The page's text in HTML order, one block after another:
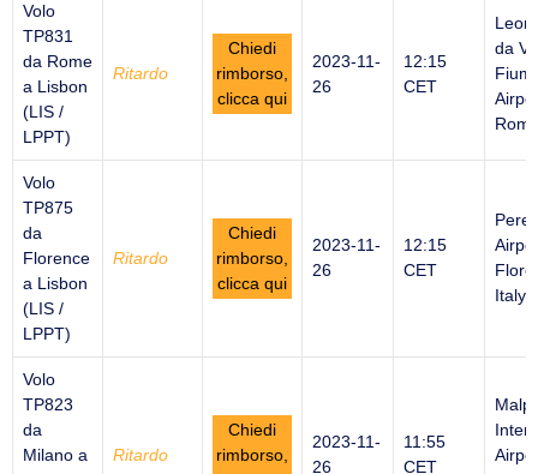
Volo
TP831
da Rome
a Lisbon
(LIS /
LPPT)
Ritardo
Chiedi
rimborso,
clicca qui
2023-11-
26
12:15
CET
da
Volo
TP875
da
Florence
a Lisbon
(LIS /
LPPT)
Ritardo
Chiedi
rimborso,
clicca qui
2023-11-
26
12:15
CET
Italy
Volo
TP823
da
Milano a
Ritardo
Chiedi
rimborso,
2023-11-
26
11:55
CET